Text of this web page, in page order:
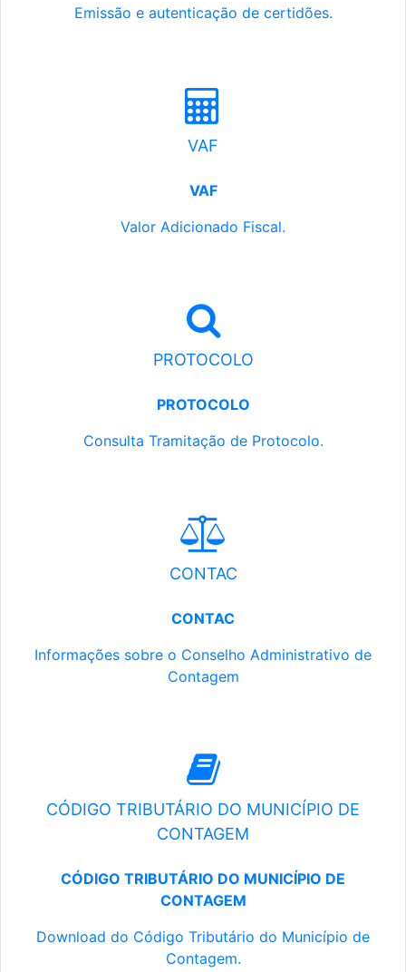
Emissão e autenticação de certidões.
VAF
VAF
Valor Adicionado Fiscal.
PROTOCOLO
PROTOCOLO
Consulta Tramitação de Protocolo.
CONTAC
CONTAC
Informações sobre o Conselho Administrativo de
Contagem
CÓDIGO TRIBUTÁRIO DO MUNICÍPIO DE
CONTAGEM
CÓDIGO TRIBUTÁRIO DO MUNICÍPIO DE
CONTAGEM
Download do Código Tributário do Município de
Contagem.